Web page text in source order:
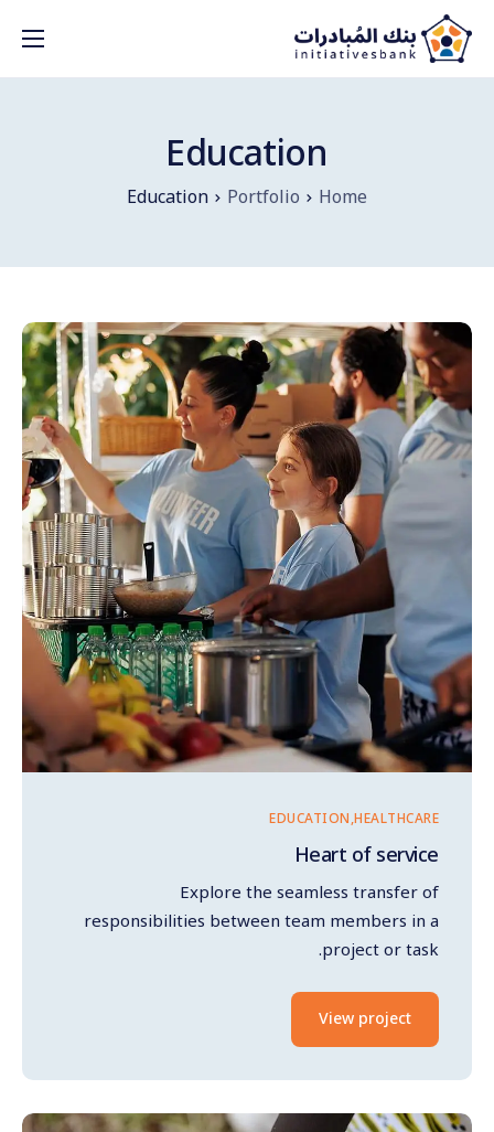
من نحن؟
ادعم بنك المبادرات
تواصل/ي معنا
Education
Home
Portfolio
Education
EDUCATION HEALTHCARE
Heart of service
Explore the seamless transfer of
responsibilities between team members in a
project or task.
View project